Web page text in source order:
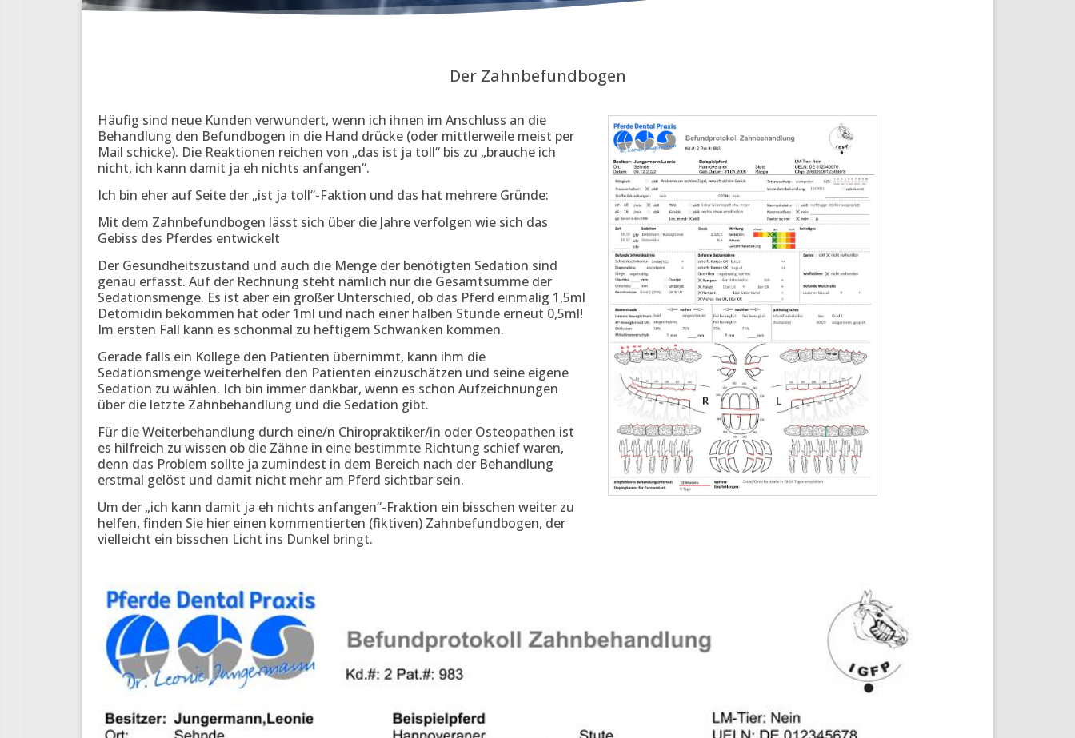
Der Zahnbefundbogen
Häufig sind neue Kunden verwundert, wenn ich ihnen im Anschluss an die
Behandlung den Befundbogen in die Hand drücke (oder mittlerweile meist per
Mail schicke). Die Reaktionen reichen von „das ist ja toll“ bis zu „brauche ich
nicht, ich kann damit ja eh nichts anfangen“.
Ich bin eher auf Seite der „ist ja toll“-Faktion und das hat mehrere Gründe:
Mit dem Zahnbefundbogen lässt sich über die Jahre verfolgen wie sich das
Gebiss des Pferdes entwickelt
Der Gesundheitszustand und auch die Menge der benötigten Sedation sind
genau erfasst. Auf der Rechnung steht nämlich nur die Gesamtsumme der
Sedationsmenge. Es ist aber ein großer Unterschied, ob das Pferd einmalig 1,5ml
Detomidin bekommen hat oder 1ml und nach einer halben Stunde erneut 0,5ml!
Im ersten Fall kann es schonmal zu heftigem Schwanken kommen.
Gerade falls ein Kollege den Patienten übernimmt, kann ihm die
Sedationsmenge weiterhelfen den Patienten einzuschätzen und seine eigene
Sedation zu wählen. Ich bin immer dankbar, wenn es schon Aufzeichnungen
über die letzte Zahnbehandlung und die Sedation gibt.
Für die Weiterbehandlung durch eine/n Chiropraktiker/in oder Osteopathen ist
es hilfreich zu wissen ob die Zähne in eine bestimmte Richtung schief waren,
denn das Problem sollte ja zumindest in dem Bereich nach der Behandlung
erstmal gelöst und damit nicht mehr am Pferd sichtbar sein.
Um der „ich kann damit ja eh nichts anfangen“-Fraktion ein bisschen weiter zu
helfen, finden Sie hier einen kommentierten (fiktiven) Zahnbefundbogen, der
vielleicht ein bisschen Licht ins Dunkel bringt.